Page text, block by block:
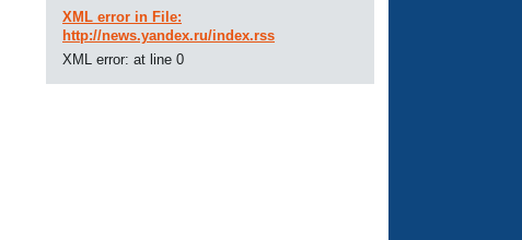
XML error in File:
http://news.yandex.ru/index.rss
XML error: at line 0